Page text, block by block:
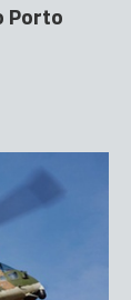
Porto